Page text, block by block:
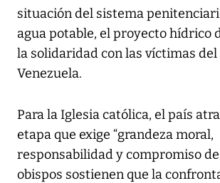
situación del sistema
agua potable, el proyecto hídrico
la solidaridad con las víctimas
Venezuela.
Para la Iglesia católica, el país
etapa que exige “grandeza moral,
responsabilidad y compromiso de
obispos sostienen que la